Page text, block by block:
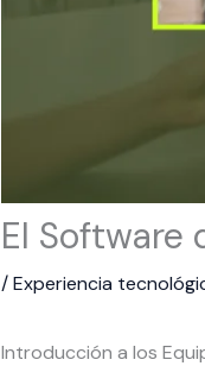
El Software
/Experiencia
Introducción a los